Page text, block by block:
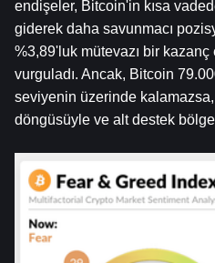
endişeler, Bitcoin'in kısa
giderek daha savunmacı
%3,89'luk mütevazı bir
vurguladı. Ancak, Bitcoin
seviyenin üzerinde
döngüsüyle ve alt destek